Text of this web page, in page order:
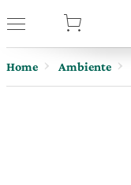
Home Ambiente